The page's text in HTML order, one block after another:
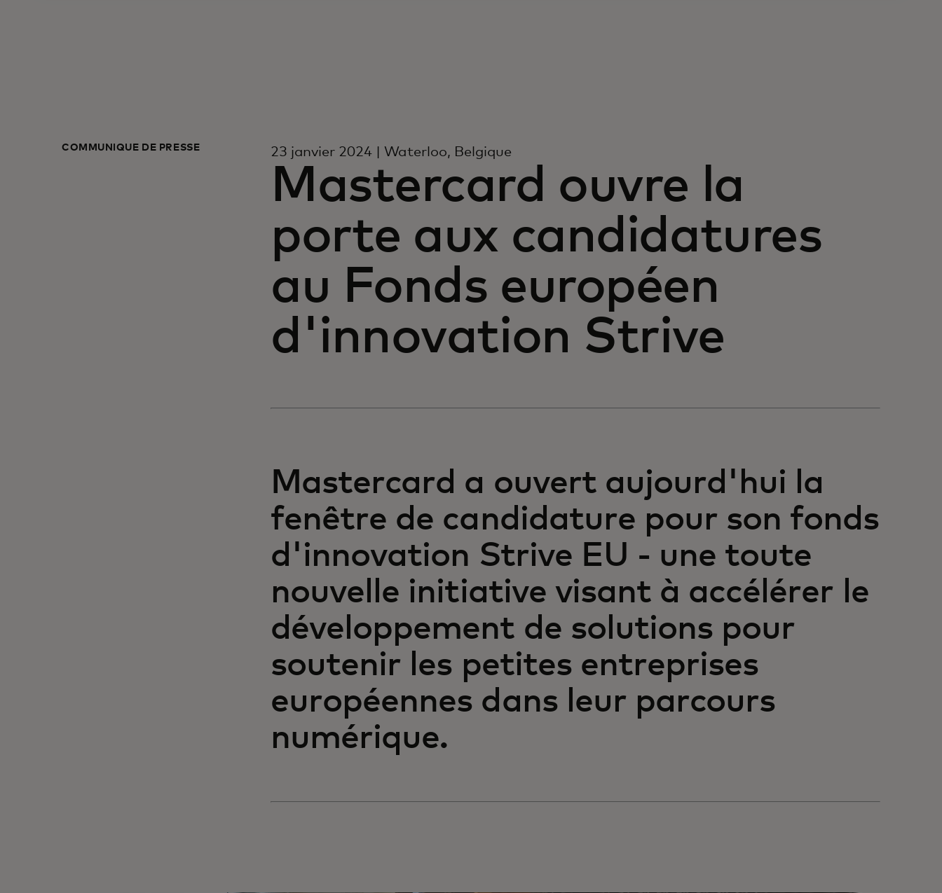
COMMUNIQUÉ DE PRESSE 23 janvier 2024 | Waterloo, Belgique
Mastercard ouvre la
porte aux candidatures
au Fonds européen
d'innovation Strive
Mastercard a ouvert aujourd'hui la
fenêtre de candidature pour son fonds
d'innovation Strive EU - une toute
nouvelle initiative visant à accélérer le
développement de solutions pour
soutenir les petites entreprises
européennes dans leur parcours
numérique.